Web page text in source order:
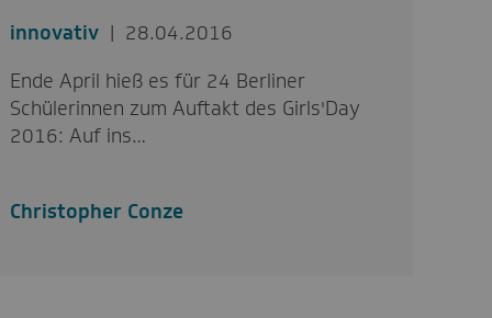
innovativ
28.04.2016
Ende April hieß es für 24 Berliner
Schülerinnen zum Auftakt des Girls'Day
2016: Auf ins…
Christopher Conze